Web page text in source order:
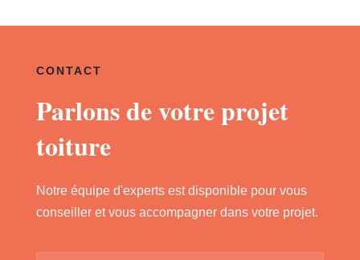
CONTACT
Parlons de votre projet
toiture
Notre équipe d'experts est disponible pour vous
conseiller et vous accompagner dans votre projet.